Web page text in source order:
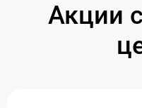
Акции